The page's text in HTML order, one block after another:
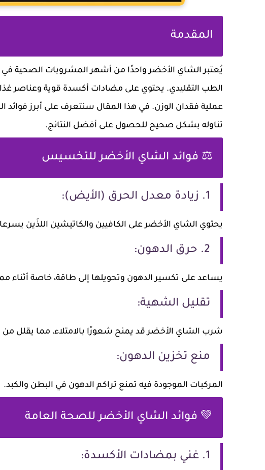
المقدمة
يُعتبر الشاي الأخضر واحدًا من أشهر المشروبات الصحية
الطب التقليدي. يحتوي على مضادات أكسدة قوية وعناصر
عملية فقدان الوزن. في هذا المقال سنتعرف على أبرز
تناوله بشكل صحيح للحصول على أفضل النتائج.
⚖️ فوائد الشاي الأخضر للتخسيس
1. زيادة معدل الحرق (الأيض):
يحتوي الشاي الأخضر على الكافيين والكاتيشين اللذَين
2. حرق الدهون:
يساعد على تكسير الدهون وتحويلها إلى طاقة، خاصة أثناء
تقليل الشهية:
شرب الشاي الأخضر قد يمنح شعورًا بالامتلاء، مما يقلل
منع تخزين الدهون:
المركبات الموجودة فيه تمنع تراكم الدهون في البطن والكبد.
💚 فوائد الشاي الأخضر للصحة العامة
1. غني بمضادات الأكسدة: